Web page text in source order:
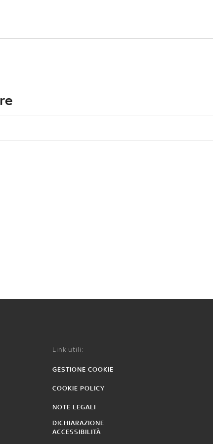
Link utili:
GESTIONE COOKIE
COOKIE POLICY
NOTE LEGALI
DICHIARAZIONE
ACCESSIBILITÀ